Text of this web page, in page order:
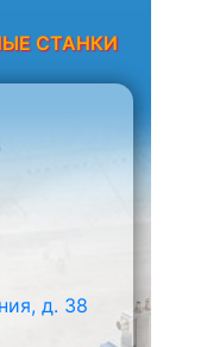
СТАНКИ
д. 38